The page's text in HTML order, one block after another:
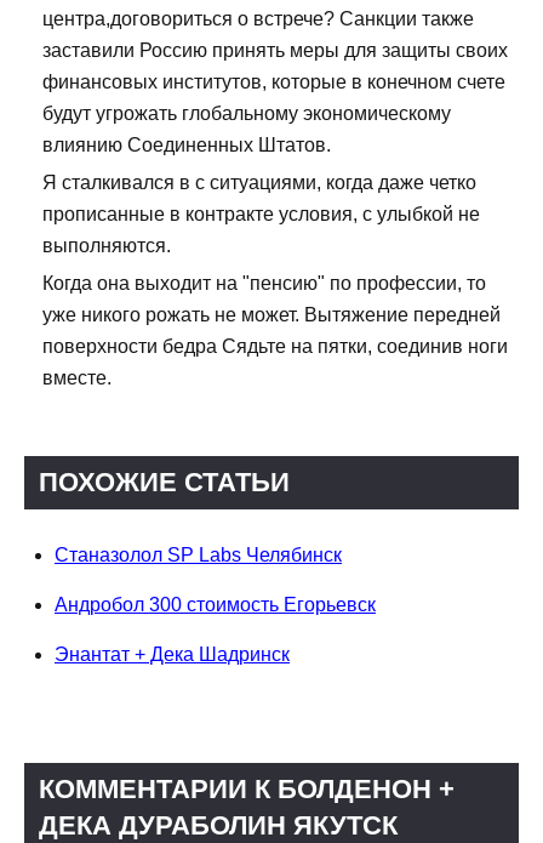
центра,договориться о встрече? Санкции также
заставили Россию принять меры для защиты своих
финансовых институтов, которые в конечном счете
будут угрожать глобальному экономическому
влиянию Соединенных Штатов.
Я сталкивался в с ситуациями, когда даже четко
прописанные в контракте условия, с улыбкой не
выполняются.
Когда она выходит на "пенсию" по профессии, то
уже никого рожать не может. Вытяжение передней
поверхности бедра Сядьте на пятки, соединив ноги
вместе.
ПОХОЖИЕ СТАТЬИ
Станазолол SP Labs Челябинск
Андробол 300 стоимость Егорьевск
Энантат + Дека Шадринск
КОММЕНТАРИИ К БОЛДЕНОН +
ДЕКА ДУРАБОЛИН ЯКУТСК